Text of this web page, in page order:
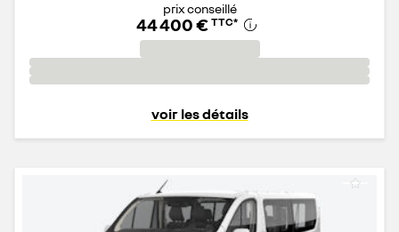
prix conseillé
44 400 € TTC*
voir les détails